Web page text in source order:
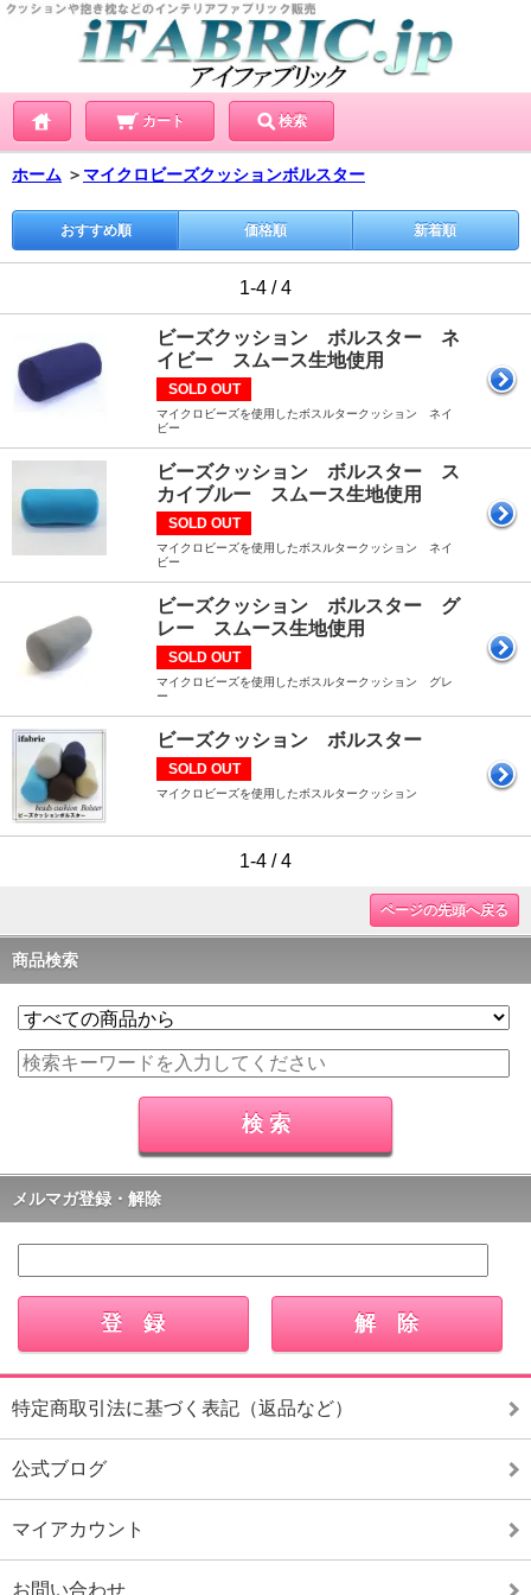
カート 検索
ホーム ＞ マイクロビーズクッションボルスター
おすすめ順 価格順 新着順
1-4 / 4
ビーズクッション ボルスター ネ
イビー スムース生地使用
SOLD OUT
マイクロビーズを使用したボスルタークッション ネイ
ビー
ビーズクッション ボルスター ス
カイブルー スムース生地使用
SOLD OUT
マイクロビーズを使用したボスルタークッション ネイ
ビー
ビーズクッション ボルスター グ
レー スムース生地使用
SOLD OUT
マイクロビーズを使用したボスルタークッション グレ
ー
ビーズクッション ボルスター
SOLD OUT
マイクロビーズを使用したボスルタークッション
1-4 / 4
ページの先頭へ戻る
商品検索
メルマガ登録・解除
特定商取引法に基づく表記（返品など）
公式ブログ
マイアカウント
お問い合わせ